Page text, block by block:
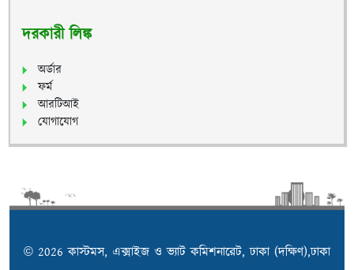
দরকারী লিঙ্ক
অর্ডার
ফর্ম
আরটিআই
যোগাযোগ
© 2026 কাস্টমস, এক্সাইজ ও ভ্যাট কমিশনারেট, ঢাকা (দক্ষিণ),ঢাকা